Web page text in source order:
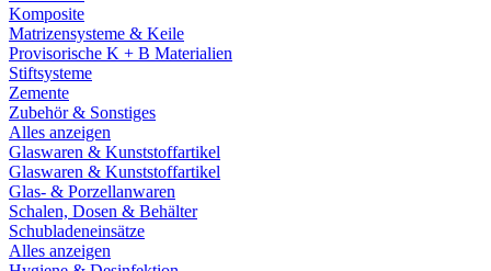
Komposite
Matrizensysteme & Keile
Provisorische K + B Materialien
Stiftsysteme
Zemente
Zubehör & Sonstiges
Alles anzeigen
Glaswaren & Kunststoffartikel
Glaswaren & Kunststoffartikel
Glas- & Porzellanwaren
Schalen, Dosen & Behälter
Schubladeneinsätze
Alles anzeigen